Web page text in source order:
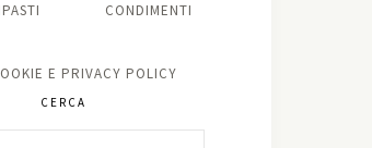
CONDIMENTI
E PRIVACY POLICY
CERCA